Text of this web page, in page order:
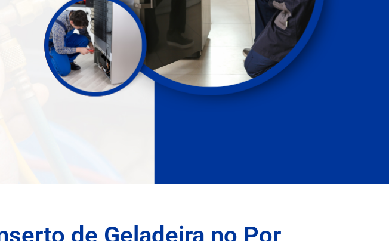
de Geladeira no Por